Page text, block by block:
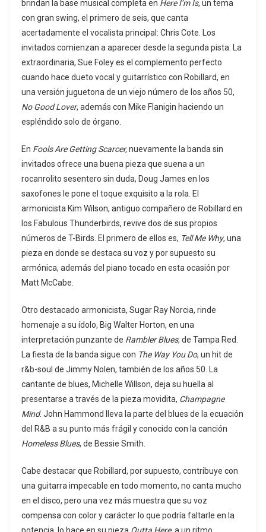
brindan la base musical completa en Here I’m Is, un tema
con gran swing, el primero de seis, que canta
acertadamente el vocalista principal: Chris Cote. Los
invitados comienzan a aparecer desde la segunda pista. La
extraordinaria, Sue Foley es el complemento perfecto
cuando hace dueto vocal y guitarrístico con Robillard, en
una versión juguetona de un viejo número de los años 50,
No Good Lover, además con Mike Flanigin haciendo un
espléndido solo de órgano.
En Fools Are Getting Scarcer,nuevamente la banda sin
invitados ofrece una buena pieza que suena a un
rocanrolito sesentero sin duda, Doug James en los
saxofones le pone el toque exquisito a la rola. El
armonicista Kim Wilson, antiguo compañero de Robillard en
los Fabulous Thunderbirds, revive dos de sus propios
números de T-Birds. El primero de ellos es, Tell Me Why, una
pieza en donde se destaca su voz y por supuesto su
armónica, además del piano tocado en esta ocasión por
Matt McCabe.
Otro destacado armonicista, Sugar Ray Norcia, rinde
homenaje a su ídolo, Big Walter Horton, en una
interpretación punzante de Rambler Blues, de Tampa Red.
La fiesta de la banda sigue con The Way You Do, un hit de
r&b-soul de Jimmy Nolen, también de los años 50. La
cantante de blues, Michelle Willson, deja su huella al
presentarse a través de la pieza movidita, Champagne
Mind. John Hammond lleva la parte del blues de la ecuación
del R&B a su punto más frágil y conocido con la canción
Homeless Blues, de Bessie Smith.
Cabe destacar que Robillard, por supuesto, contribuye con
una guitarra impecable en todo momento, no canta mucho
en el disco, pero una vez más muestra que su voz
compensa con color y carácter lo que podría faltarle en la
potencia, lo hace en su pieza Outta Here, a un ritmo